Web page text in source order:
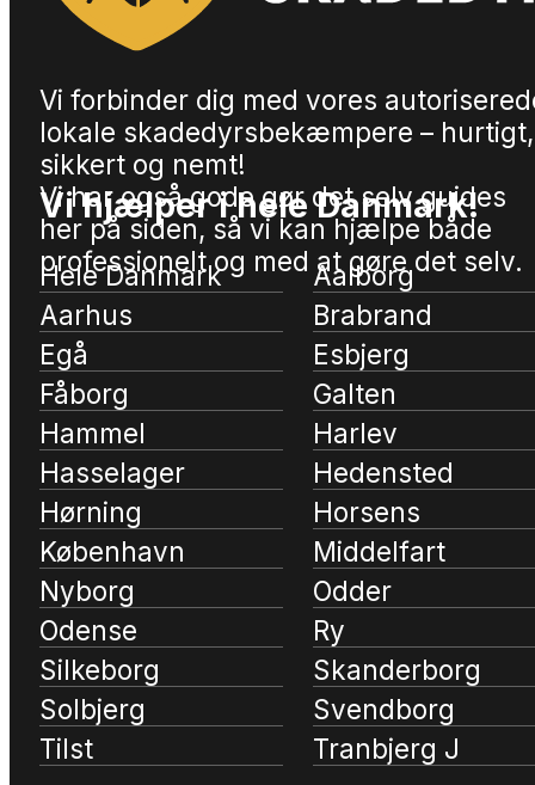
Vi forbinder dig med vores
lokale skadedyrsbekæmpere – hurtigt,
sikkert og nemt!
Vi har også gode gør det selv guides
her på siden, så vi kan hjælpe både
professionelt og med at gøre det selv.
Vi hjælper i hele Danmark!
Hele Danmark
Aalborg
Aarhus
Brabrand
Egå
Esbjerg
Fåborg
Galten
Hammel
Harlev
Hasselager
Hedensted
Hørning
Horsens
København
Middelfart
Nyborg
Odder
Odense
Ry
Silkeborg
Skanderborg
Solbjerg
Svendborg
Tilst
Tranbjerg J